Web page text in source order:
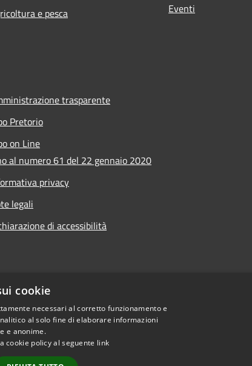
e pesca
Eventi
trasparente
Pretorio
on Line
al numero 61 del 22 gennaio 2020
privacy
legali
di accessibilità
cookie
necessari al corretto funzionamento e
al solo fine di elaborare informazioni
e anonime.
cookie policy al seguente link